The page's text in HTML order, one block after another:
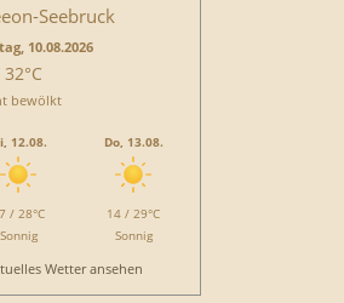
Seebruck
10.08.2026
bewölkt
12.08.
/ 28°C
Sonnig
Do, 13.08.
14 / 29°C
Sonnig
Wetter ansehen